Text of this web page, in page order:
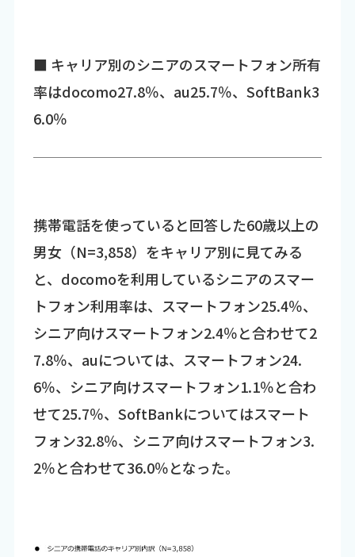
■ キャリア別のシニアのスマートフォン所有
率はdocomo27.8％、au25.7％、SoftBank3
6.0％
携帯電話を使っていると回答した60歳以上の
男女（N=3,858）をキャリア別に見てみる
と、docomoを利用しているシニアのスマー
トフォン利用率は、スマートフォン25.4％、
シニア向けスマートフォン2.4％と合わせて2
7.8％、auについては、スマートフォン24.
6％、シニア向けスマートフォン1.1％と合わ
せて25.7％、SoftBankについてはスマート
フォン32.8％、シニア向けスマートフォン3.
2％と合わせて36.0％となった。